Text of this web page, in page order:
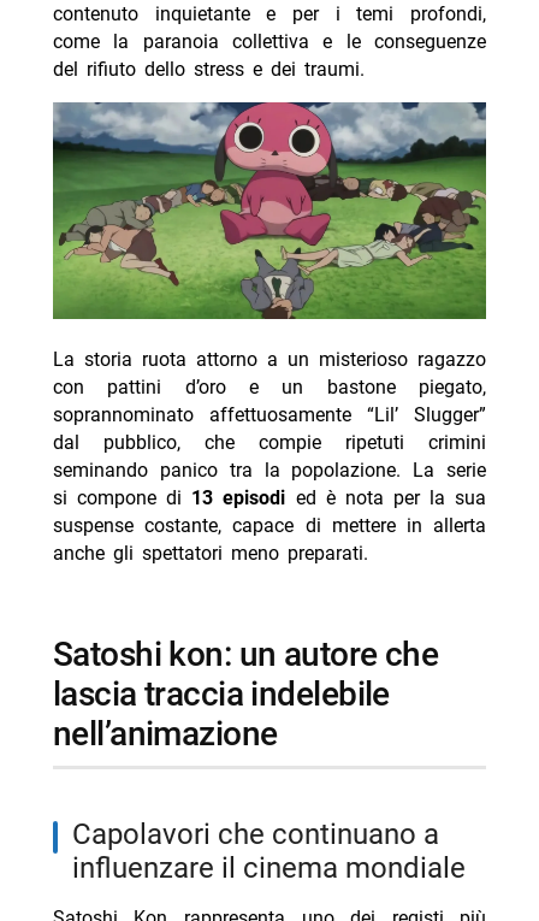
contenuto inquietante e per i temi profondi,
come la paranoia collettiva e le conseguenze
del rifiuto dello stress e dei traumi.
La storia ruota attorno a un misterioso ragazzo
con pattini d’oro e un bastone piegato,
soprannominato affettuosamente “Lil’ Slugger”
dal pubblico, che compie ripetuti crimini
seminando panico tra la popolazione. La serie
si compone di 13 episodi ed è nota per la sua
suspense costante, capace di mettere in allerta
anche gli spettatori meno preparati.
satoshi kon: un autore che
lascia traccia indelebile
nell’animazione
capolavori che continuano a
influenzare il cinema mondiale